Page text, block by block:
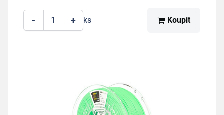
+
- ks Koupit